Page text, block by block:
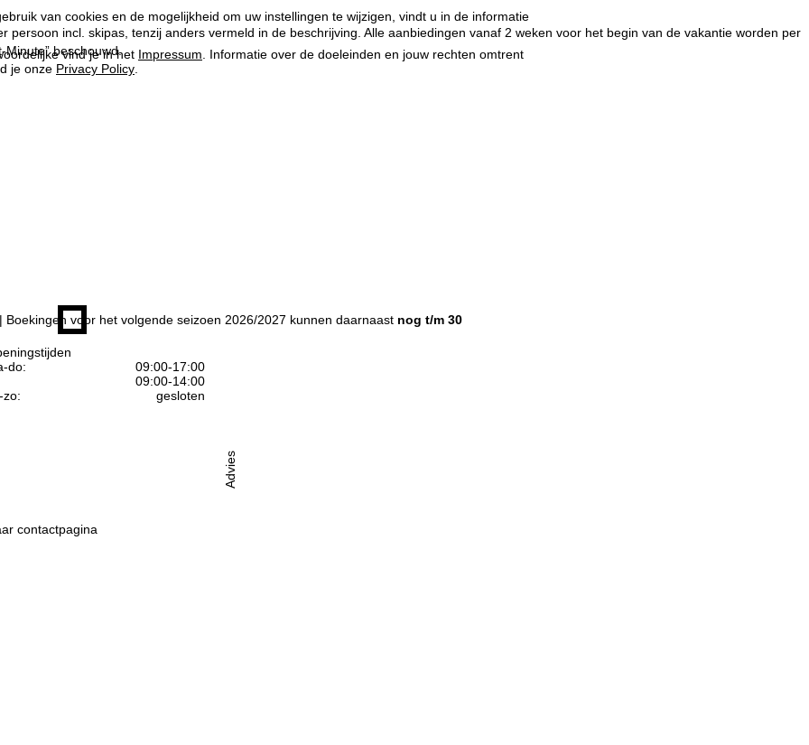
van cookies en de mogelijkheid om uw instellingen te wijzigen, vindt u in de informatie
vind je in het Impressum . Informatie over de doeleinden en jouw rechten omtrent
je onze Privacy Policy
do:
09:00-17:00
09:00-14:00
zo:
gesloten
contactpagina
Advies
persoon incl. skipas, tenzij anders vermeld in de beschrijving. Alle aanbiedingen vanaf 2 weken voor het begin van de vakantie worden per
Minute” beschouwd.
Boekingen voor het volgende seizoen 2026/2027 kunnen daarnaast nog t/m 30